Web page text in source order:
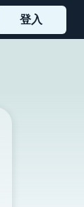
登入